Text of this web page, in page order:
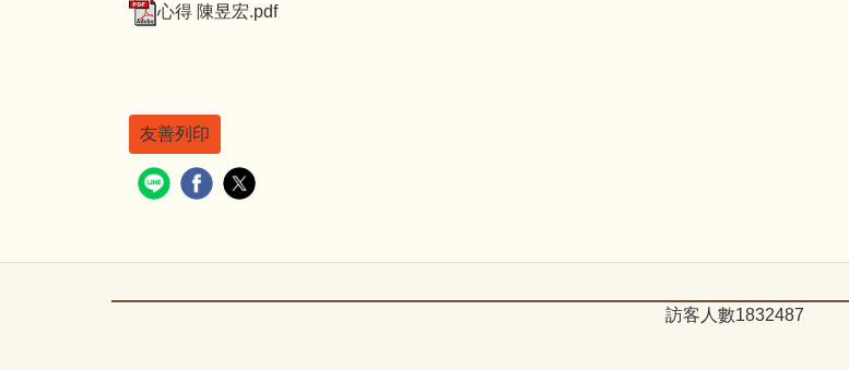
心得 陳昱宏.pdf
友善列印
訪客人數1832487